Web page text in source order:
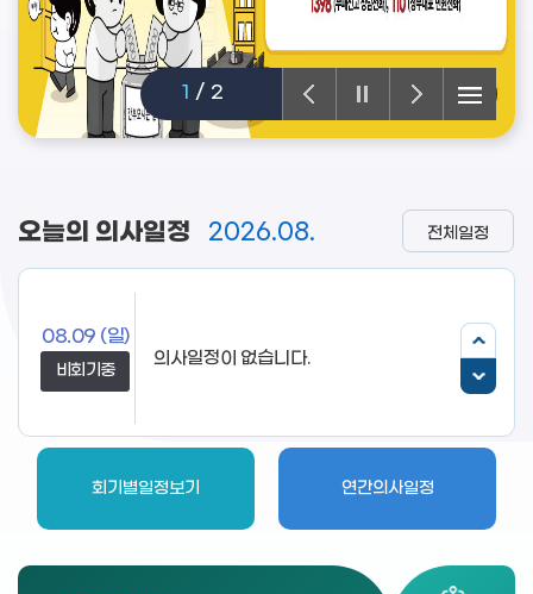
1 / 2
오늘의 의사일정 2026.08.
08.09 (일)
비회기중
의사일정이 없습니다.
회기별일정보기 연간의사일정
전체일정